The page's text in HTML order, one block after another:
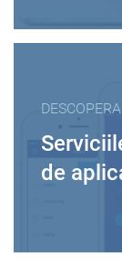
DESCOPERA
de